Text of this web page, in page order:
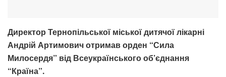
Директор Тернопільської міської дитячої лікарні
Андрій Артимович отримав орден “Сила
Милосердя” від Всеукраїнського об’єднання
“Країна”.